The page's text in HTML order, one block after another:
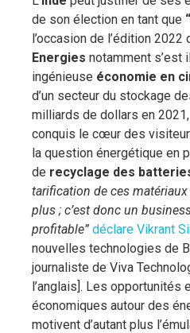
de son élection en tant que
l’occasion de l’édition 2022
Energies notamment s’est
ingénieuse économie en
d’un secteur du stockage
milliards de dollars en
conquis le cœur des
la question énergétique en
de recyclage des
tarification de ces
plus ; c’est donc un
profitable” déclare Vikrant
nouvelles technologies de
journaliste de Viva
l’anglais]. Les opportunités
économiques autour des
motivent d’autant plus